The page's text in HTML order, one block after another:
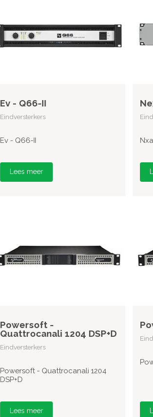
Ev - Q66-II
Eindversterkers
Ev - Q66-II
Lees meer
Powersoft -
Quattrocanali 1204 DSP+D
Eindversterkers
Powersoft - Quattrocanali 1204
DSP+D
Lees meer